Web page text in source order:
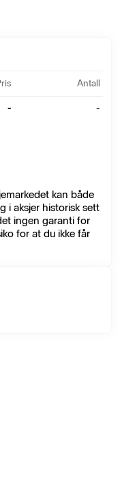
Antall
- -
kan både
i aksjer historisk sett
ingen garanti for
for at du ikke får